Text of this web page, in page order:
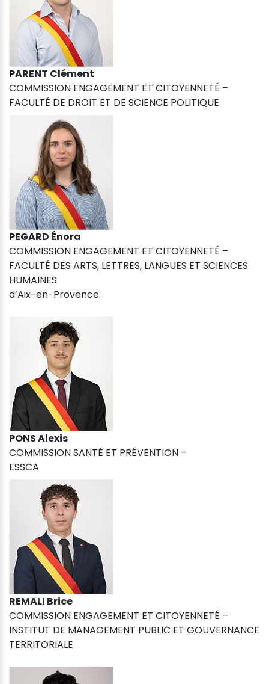
PARENT Clément
COMMISSION ENGAGEMENT ET CITOYENNETÉ –
FACULTÉ DE DROIT ET DE SCIENCE POLITIQUE
PEGARD Énora
COMMISSION ENGAGEMENT ET CITOYENNETÉ –
FACULTÉ DES ARTS, LETTRES, LANGUES ET SCIENCES
HUMAINES
d’Aix-en-Provence
PONS Alexis
COMMISSION SANTÉ ET PRÉVENTION –
ESSCA
REMALI Brice
COMMISSION ENGAGEMENT ET CITOYENNETÉ –
INSTITUT DE MANAGEMENT PUBLIC ET GOUVERNANCE
TERRITORIALE